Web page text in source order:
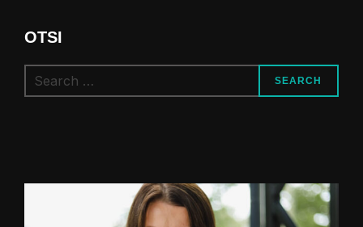
OTSI
SEARCH